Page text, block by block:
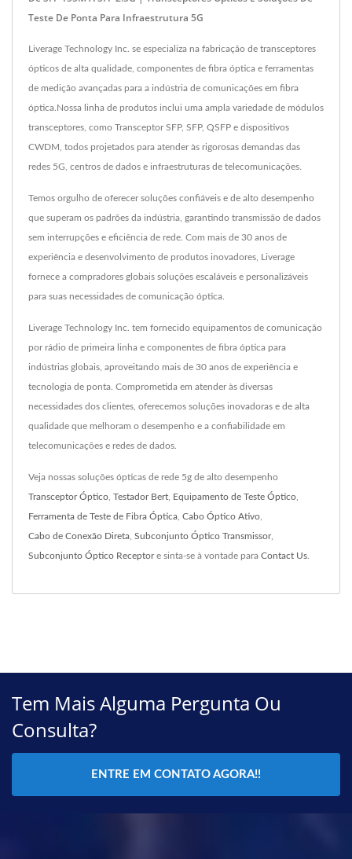
Teste De Ponta Para Infraestrutura 5G
Liverage Technology Inc. se especializa na fabricação de transceptores
ópticos de alta qualidade, componentes de fibra óptica e ferramentas
de medição avançadas para a indústria de comunicações em fibra
óptica.Nossa linha de produtos inclui uma ampla variedade de módulos
transceptores, como Transceptor SFP, SFP, QSFP e dispositivos
CWDM, todos projetados para atender às rigorosas demandas das
redes 5G, centros de dados e infraestruturas de telecomunicações.
Temos orgulho de oferecer soluções confiáveis e de alto desempenho
que superam os padrões da indústria, garantindo transmissão de dados
sem interrupções e eficiência de rede. Com mais de 30 anos de
experiência e desenvolvimento de produtos inovadores, Liverage
fornece a compradores globais soluções escaláveis e personalizáveis
para suas necessidades de comunicação óptica.
Liverage Technology Inc. tem fornecido equipamentos de comunicação
por rádio de primeira linha e componentes de fibra óptica para
indústrias globais, aproveitando mais de 30 anos de experiência e
tecnologia de ponta. Comprometida em atender às diversas
necessidades dos clientes, oferecemos soluções inovadoras e de alta
qualidade que melhoram o desempenho e a confiabilidade em
telecomunicações e redes de dados.
Veja nossas soluções ópticas de rede 5g de alto desempenho
Transceptor Óptico Testador Bert Equipamento de Teste Óptico
Ferramenta de Teste de Fibra Óptica Cabo Óptico Ativo
Cabo de Conexão Direta Subconjunto Óptico Transmissor,
Subconjunto Óptico Receptore sinta-se à vontade para Contact Us
Tem Mais Alguma Pergunta Ou
Consulta?
ENTRE EM CONTATO AGORA!!